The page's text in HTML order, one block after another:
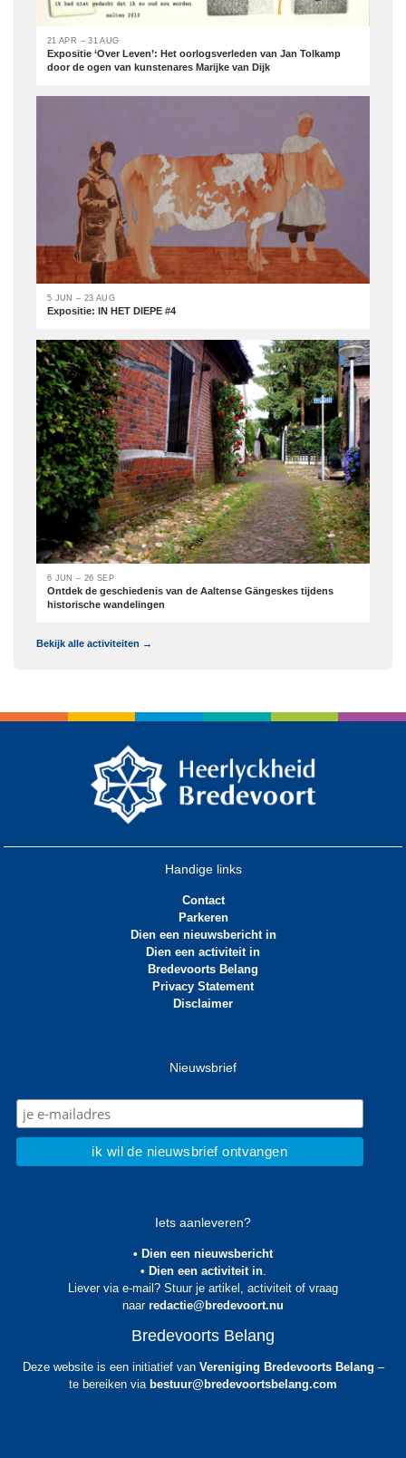
21 APR – 31 AUG
Expositie ‘Over Leven’: Het oorlogsverleden van Jan Tolkamp
door de ogen van kunstenares Marijke van Dijk
5 JUN – 23 AUG
Expositie: IN HET DIEPE #4
6 JUN – 26 SEP
Ontdek de geschiedenis van de Aaltense Gängeskes tijdens
historische wandelingen
Bekijk alle activiteiten →
Handige links
Contact
Parkeren
Dien een nieuwsbericht in
Dien een activiteit in
Bredevoorts Belang
Privacy Statement
Disclaimer
Nieuwsbrief
Iets aanleveren?
• Dien een nieuwsbericht
• Dien een activiteit in.
Liever via e-mail? Stuur je artikel, activiteit of vraag
naar redactie@bredevoort.nu
Bredevoorts Belang
Deze website is een initiatief van Vereniging Bredevoorts Belang –
te bereiken via bestuur@bredevoortsbelang.com